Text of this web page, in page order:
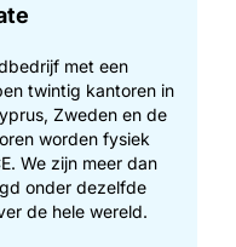
met een
twintig kantoren in
Zweden en de
worden fysiek
We zijn meer dan
onder dezelfde
de hele wereld.